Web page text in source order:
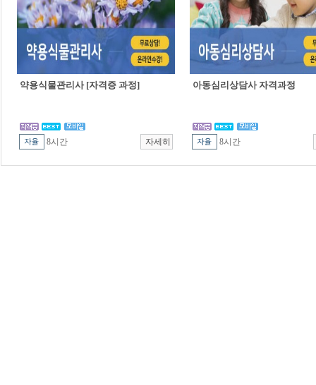
약용식물관리사 [자격증 과정]
8시간
아동심리상담사 자격과정
8시간